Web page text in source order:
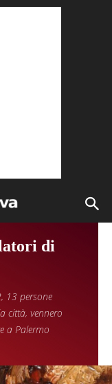
di
13 persone
città, vennero
a Palermo